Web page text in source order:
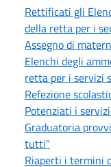
Rettificati gli
della retta per i
Assegno di
Elenchi degli
retta per i servizi
Refezione
Potenziati i
Graduatoria
tutti"
Riaperti i termini